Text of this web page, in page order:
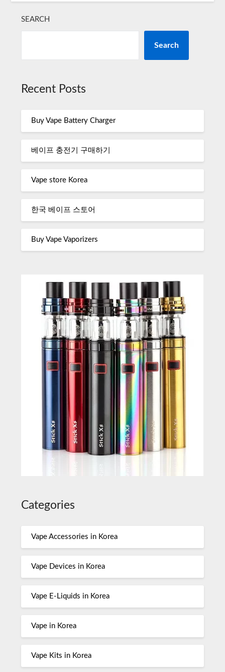
SEARCH
Search
Recent Posts
Buy Vape Battery Charger
베이프 충전기 구매하기
Vape store Korea
한국 베이프 스토어
Buy Vape Vaporizers
Categories
Vape Accessories in Korea
Vape Devices in Korea
Vape E-Liquids in Korea
Vape in Korea
Vape Kits in Korea